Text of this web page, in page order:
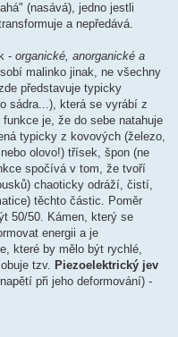
(nasává), jedno jestli
a nepředává.
- organické, anorganické a
malinko jinak, ne všechny
představuje typicky
sádra...), která se vyrábí z
je, že do sebe natahuje
typicky z kovových (železo,
olovo!) třísek, špon (ne
spočívá v tom, že tvoří
chaoticky odráží, čistí,
těchto částic. Poměr
50/50. Kámen, který se
energii a je
které by mělo být rychlé,
tzv. Piezoelektrický jev
při jeho deformování) -